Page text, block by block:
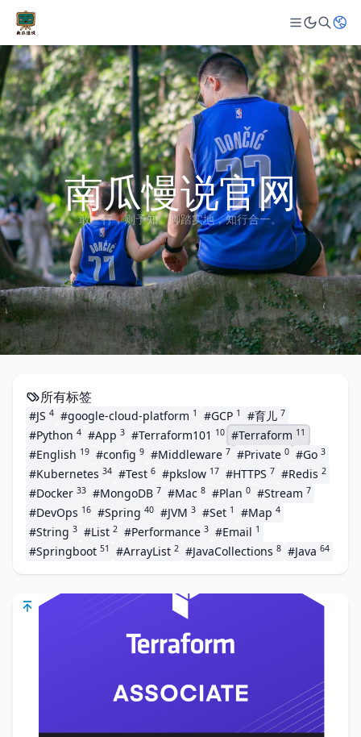
南瓜慢说官网
敢一行，则予知。脚踏实地，知行合一。
所有标签
#JS 4 #google-cloud-platform 1 #GCP 1 #育儿 7
#Python 4 #App 3 #Terraform101 10 #Terraform 11
#English 19 #config 9 #Middleware 7 #Private 0 #Go 3
#Kubernetes 34 #Test 6 #pkslow 17 #HTTPS 7 #Redis 2
#Docker 33 #MongoDB 7 #Mac 8 #Plan 0 #Stream 7
#DevOps 16 #Spring 40 #JVM 3 #Set 1 #Map 4
#String 3 #List 2 #Performance 3 #Email 1
#Springboot 51 #ArrayList 2 #JavaCollections 8 #Java 64